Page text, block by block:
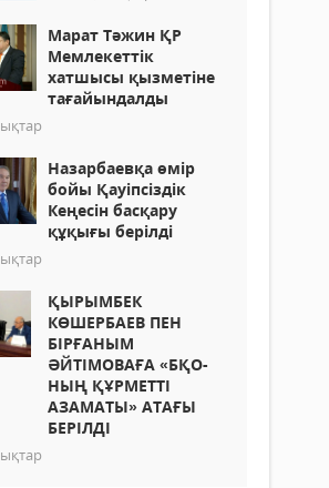
Марат Тәжин ҚР
Мемлекеттік
хатшысы қызметіне
тағайындалды
Назарбаевқа өмір
бойы Қауіпсіздік
Кеңесін басқару
құқығы берілді
ҚЫРЫМБЕК
КӨШЕРБАЕВ ПЕН
БІРҒАНЫМ
ӘЙТІМОВАҒА «БҚО-
НЫҢ ҚҰРМЕТТІ
АЗАМАТЫ» АТАҒЫ
БЕРІЛДІ